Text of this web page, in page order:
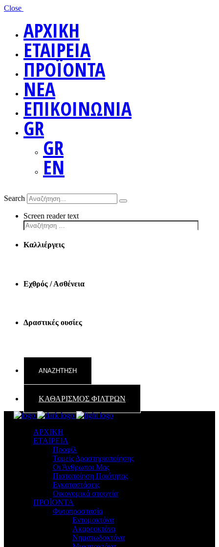
Close
ΑΡΧΙΚΗ
ΕΤΑΙΡΕΙΑ
ΠΡΟΪΟΝΤΑ
ΝΕΑ
ΕΠΙΚΟΙΝΩΝΙΑ
GR
GR
EN
Search
Screen reader text
Καλλιέργεις
Εχθρός / Ασθένεια
Δραστικές ουσίες
ΚΑΘΑΡΙΣΜΟΣ ΦΙΛΤΡΩΝ
ΑΡΧΙΚΗ
ΕΤΑΙΡΕΙΑ
Προφίλ
Τομείς Δραστηριοποίησης
Οι Άνθρωποι Μας
Πιστοποίηση Ποιότητας
Εγκαταστάσεις
Οικονομικά στοιχεία
ΠΡΟΪΟΝΤΑ
Φυτοπροστασία
Εντομοκτόνα
Ακαρεοκτόνα
Νηματωδοκτόνα